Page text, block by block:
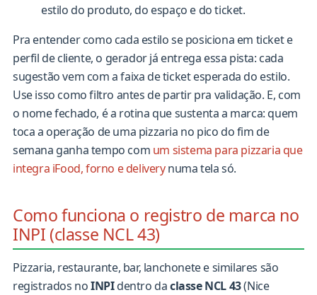
estilo do produto, do espaço e do ticket.
Pra entender como cada estilo se posiciona em ticket e
perfil de cliente, o gerador já entrega essa pista: cada
sugestão vem com a faixa de ticket esperada do estilo.
Use isso como filtro antes de partir pra validação. E, com
o nome fechado, é a rotina que sustenta a marca: quem
toca a operação de uma pizzaria no pico do fim de
semana ganha tempo com um sistema para pizzaria que
integra iFood, forno e deliverynuma tela só.
Como funciona o registro de marca no
INPI (classe NCL 43)
Pizzaria, restaurante, bar, lanchonete e similares são
registrados noINPIdentro daclasse NCL 43(Nice